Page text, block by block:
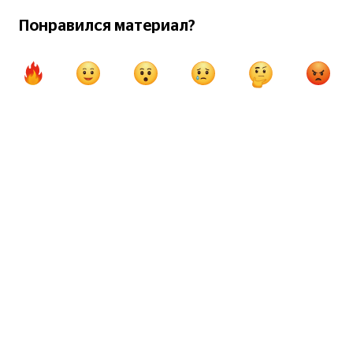
Федор Емельяненко
Понравился материал?